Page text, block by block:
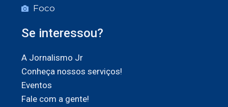
Foco
Se interessou?
A Jornalismo Jr
Conheça nossos serviços!
Eventos
Fale com a gente!